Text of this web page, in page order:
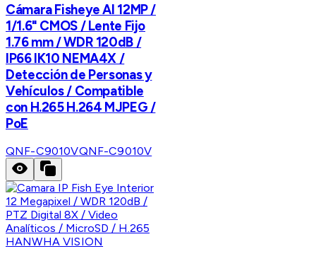
Cámara Fisheye AI 12MP /
1/1.6" CMOS / Lente Fijo
1.76 mm / WDR 120dB /
IP66 IK10 NEMA4X /
Detección de Personas y
Vehículos / Compatible
con H.265 H.264 MJPEG /
PoE
QNF-C9010VQNF-C9010V
HANWHA VISION